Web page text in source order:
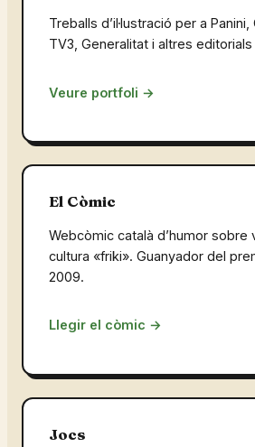
Treballs d’il·lustració per a
TV3, Generalitat i altres
Veure portfoli →
El Còmic
Webcòmic català d’humor sobre
cultura «friki». Guanyador del
2009.
Llegir el còmic →
Jocs